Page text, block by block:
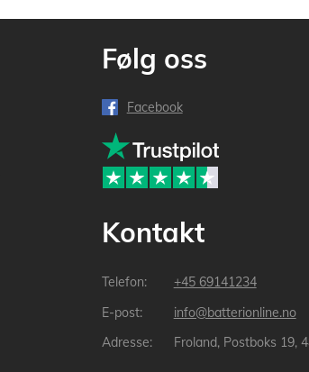
Følg oss
Facebook
Kontakt
+45 69141234
info@batterionline.no
Froland, Postboks 19,